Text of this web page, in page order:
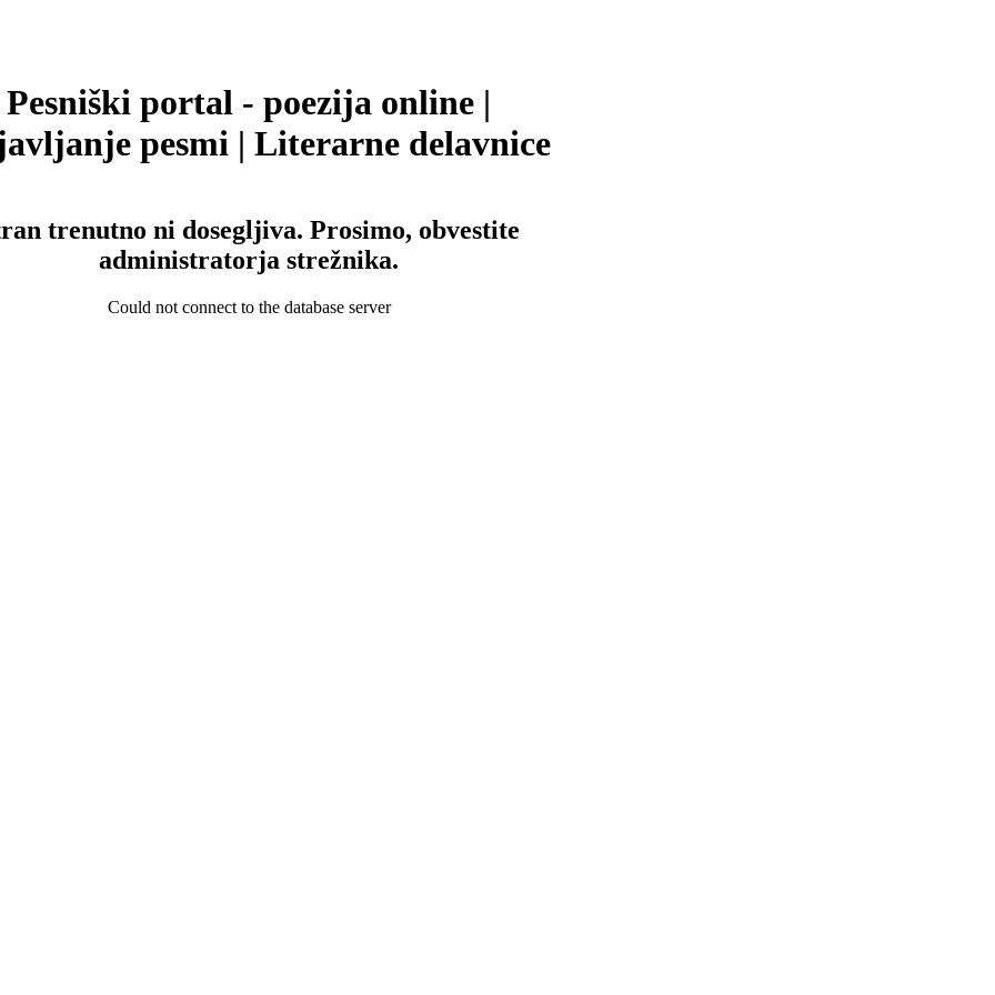
Pesniški portal - poezija online |
pesmi | Literarne delavnice
trenutno ni dosegljiva. Prosimo, obvestite
administratorja strežnika.
Could not connect to the database server